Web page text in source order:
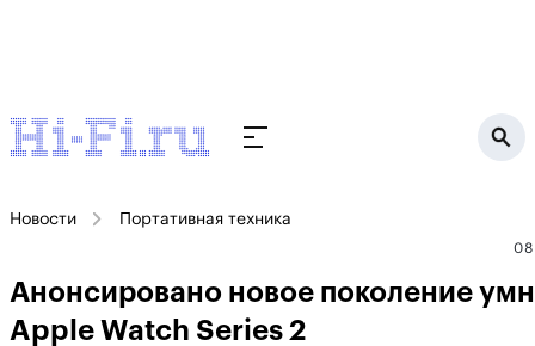
Новости Портативная техника
Анонсировано новое поколение
Apple Watch Series 2